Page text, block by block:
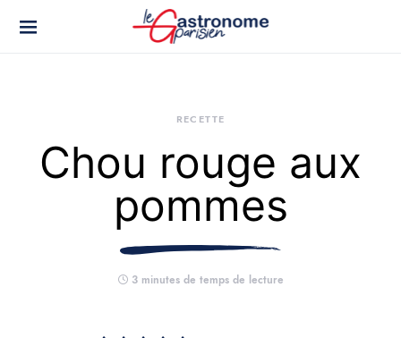
RECETTE
Chou rouge aux
pommes
3 minutes de temps de lecture